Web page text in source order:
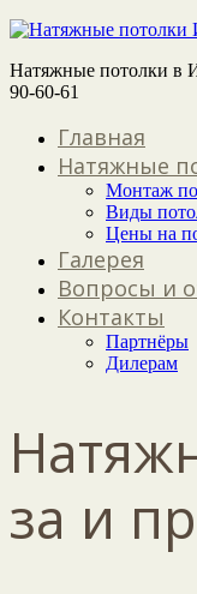
Натяжные потолки в
90-60-61
Главная
Натяжные
Монтаж
Виды
Цены на
Галерея
Вопросы и
Контакты
Партнёры
Дилерам
за и